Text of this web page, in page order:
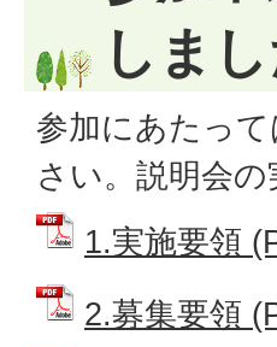
しま
参加にあたっ
さい。説明会
1.実施要領
2.募集要領